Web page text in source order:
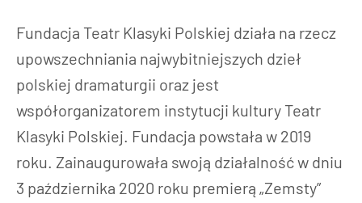
Fundacja Teatr Klasyki Polskiej działa na rzecz
upowszechniania najwybitniejszych dzieł
polskiej dramaturgii oraz jest
współorganizatorem instytucji kultury Teatr
Klasyki Polskiej. Fundacja powstała w 2019
roku. Zainaugurowała swoją działalność w dniu
3 października 2020 roku premierą „Zemsty”